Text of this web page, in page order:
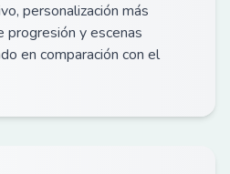
personalización más
progresión y escenas
en comparación con el